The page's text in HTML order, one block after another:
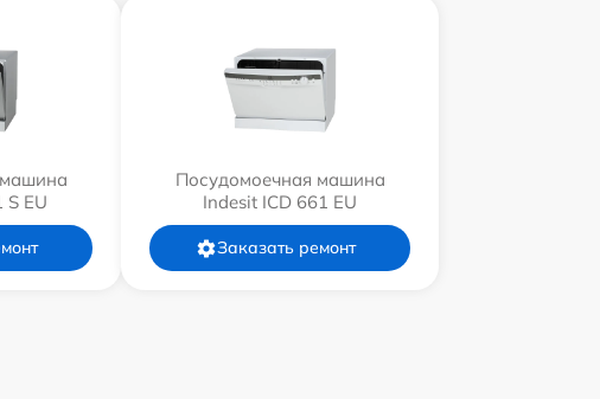
S EU
Посудомоечная машина
Indesit ICD 661 EU
Заказать ремонт